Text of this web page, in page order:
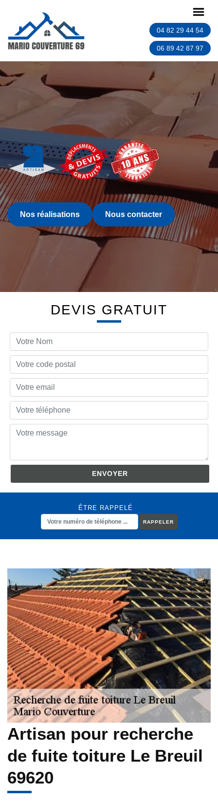
04 82 29 44 54
06 89 42 87 97
Nos réalisations Nous contacter
DEVIS GRATUIT
ÊTRE RAPPELÉ
Artisan pour recherche
de fuite toiture Le Breuil
69620